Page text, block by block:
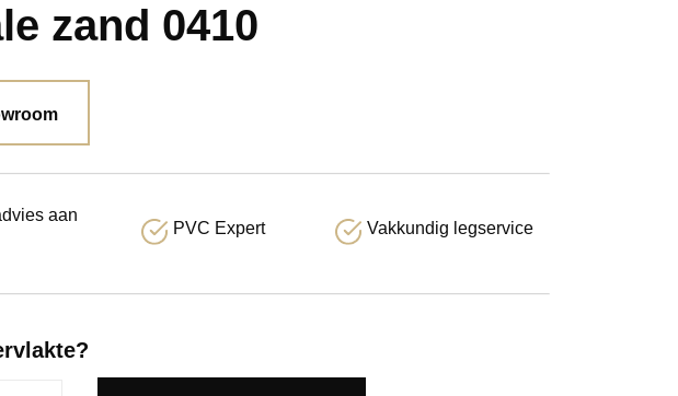
zand 0410
aan
PVC Expert Vakkundig legservice